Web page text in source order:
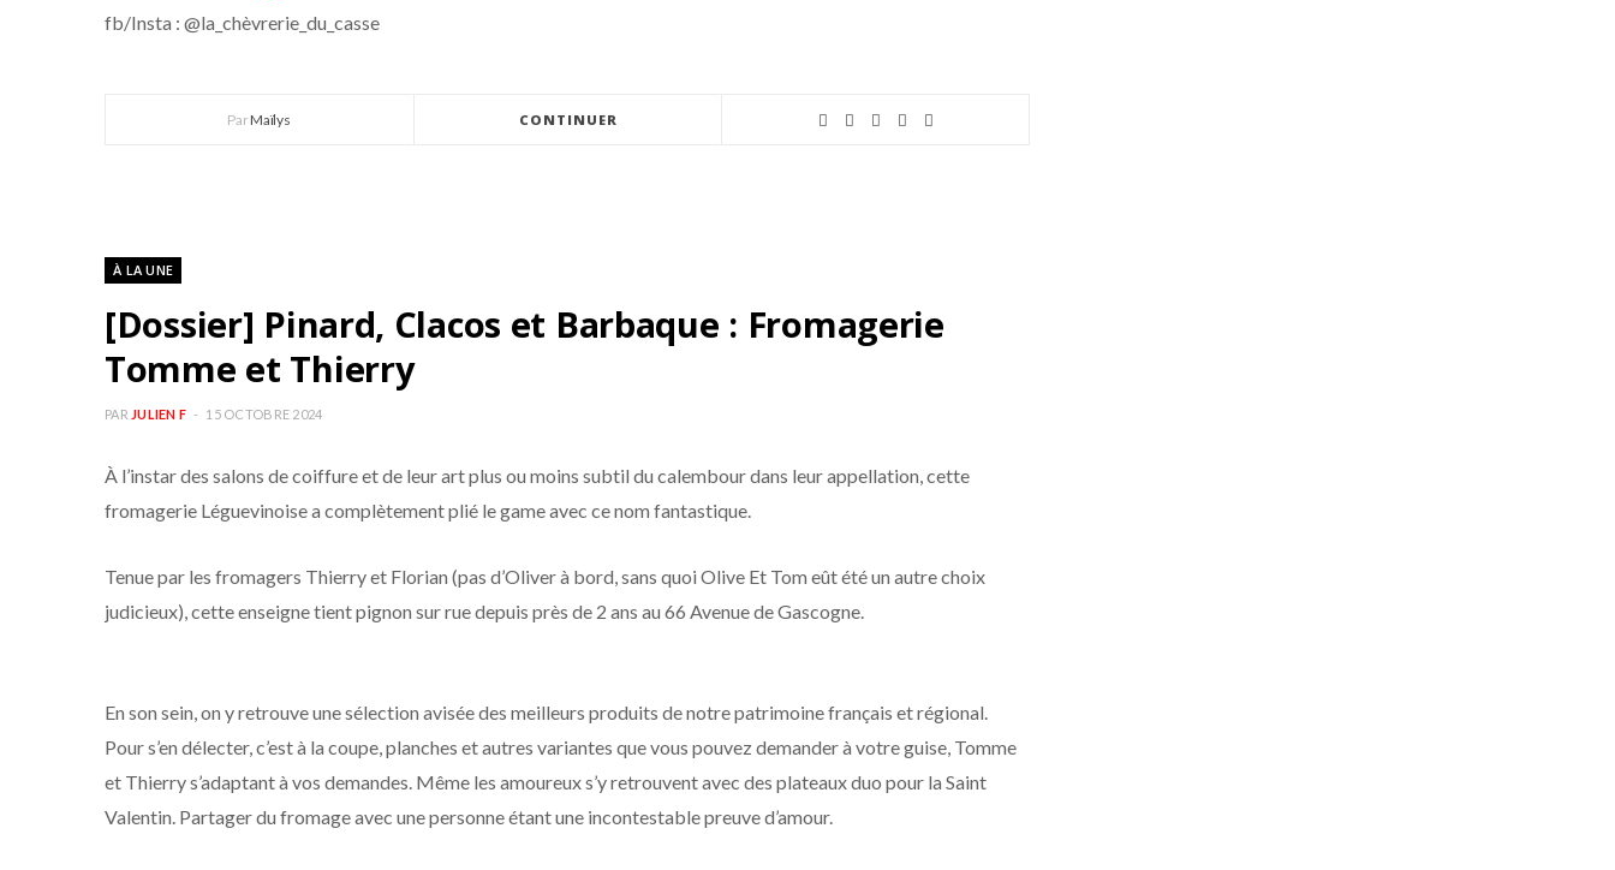
fb/Insta : @la_chèvrerie_du_casse
ParMaïlys CONTINUER
À LA UNE
[Dossier] Pinard, Clacos et Barbaque : Fromagerie
Tomme et Thierry
PAR JULIEN F 15 OCTOBRE 2024
À l’instar des salons de coiffure et de leur art plus ou moins subtil du calembour dans leur appellation, cette
fromagerie Léguevinoise a complètement plié le game avec ce nom fantastique.
Tenue par les fromagers Thierry et Florian (pas d’Oliver à bord, sans quoi Olive Et Tom eût été un autre choix
judicieux), cette enseigne tient pignon sur rue depuis près de 2 ans au 66 Avenue de Gascogne.
En son sein, on y retrouve une sélection avisée des meilleurs produits de notre patrimoine français et régional.
Pour s’en délecter, c’est à la coupe, planches et autres variantes que vous pouvez demander à votre guise, Tomme
et Thierry s’adaptant à vos demandes. Même les amoureux s’y retrouvent avec des plateaux duo pour la Saint
Valentin. Partager du fromage avec une personne étant une incontestable preuve d’amour.